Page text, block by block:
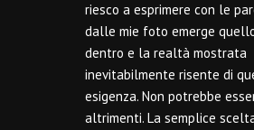
riesco a esprimere con le
dalle mie foto emerge
dentro e la realtà mostrata
inevitabilmente risente di
esigenza. Non potrebbe
altrimenti. La semplice